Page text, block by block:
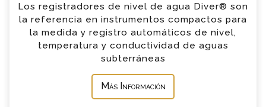
Los registradores de nivel de agua Diver® son
la referencia en instrumentos compactos para
la medida y registro automáticos de nivel,
temperatura y conductividad de aguas
subterráneas
Más Información
CTD-Diver
Empresa
*
Mensaje
*